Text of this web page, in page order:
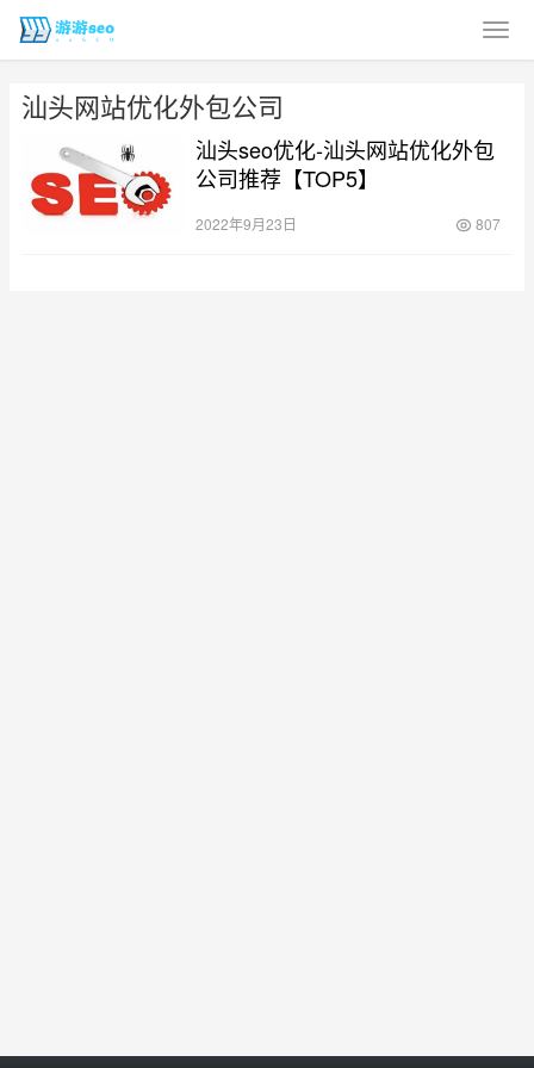
汕头网站优化外包公司
汕头seo优化-汕头网站优化外包
公司推荐【TOP5】
2022年9月23日 807